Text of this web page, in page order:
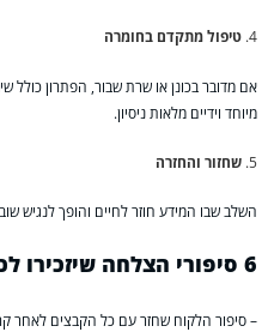
טיפול מתקדם בחומרה
אם מדובר בכונן או שרת שבור, הפתרון כולל
מיוחד וידיים מלאות ניסיון.
שחזור והחזרה
השלב שבו המידע חוזר לחיים והופך לנגיש
6 סיפורי הצלחה שיזכירו לכם: לא כל דבר אבוד
– סיפור הלקוח שחזר עם כל הקבצים לאחר